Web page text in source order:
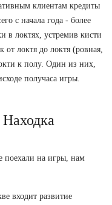
клиентам кредиты
с начала года - более
в локтях, устремив кисти
от локтя до локтя (ровная,
к полу. Один из них,
получаса игры.
поехали на игры, нам
входит развитие